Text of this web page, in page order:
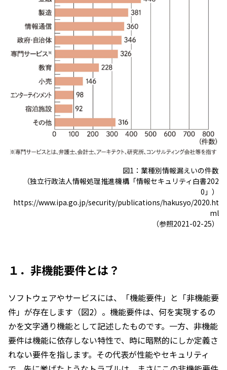
図1：業種別情報漏えいの件数
（独立行政法人情報処理推進機構「情報セキュリティ白書202
0」）
https://www.ipa.go.jp/security/publications/hakusyo/2020.ht
ml
（参照2021-02-25）
１．非機能要件とは？
ソフトウェアやサービスには、「機能要件」と「非機能要
件」が存在します（図2）。機能要件は、何を実現するの
かを文字通り機能として記述したものです。一方、非機能
要件は機能に依存しない特性で、時に暗黙的にしか定義さ
れない要件を指します。その代表が性能やセキュリティ